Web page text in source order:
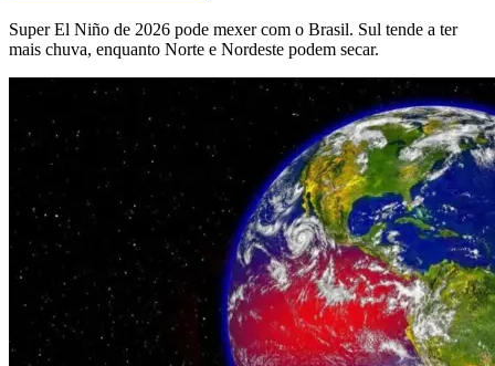
Super El Niño de 2026 pode mexer com o Brasil. Sul tende a ter
mais chuva, enquanto Norte e Nordeste podem secar.